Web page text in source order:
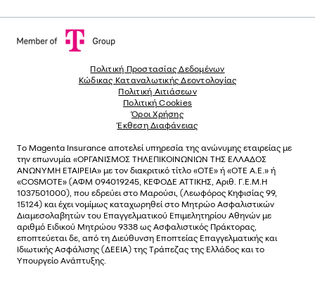
Πολιτική Προστασίας Δεδομένων
Κώδικας Καταναλωτικής Δεοντολογίας
Πολιτική Αιτιάσεων
Πολιτική Cookies
Όροι Χρήσης
Έκθεση Διαφάνειας
Το Magenta Insurance αποτελεί υπηρεσία της ανώνυµης εταιρείας µε
την επωνυµία «ΟΡΓΑΝΙΣΜΟΣ ΤΗΛΕΠΙΚΟΙΝΩΝΙΩΝ ΤΗΣ ΕΛΛΑΔΟΣ
ΑΝΩΝΥΜΗ ΕΤΑΙΡΕΙΑ» µε τον διακριτικό τίτλο «OTE» ή «ΟΤΕ Α.Ε.» ή
«COSMOTE» (ΑΦΜ 094019245, ΚΕΦΟΔΕ ΑΤΤΙΚΗΣ, Αριθ. Γ.Ε.Μ.Η
1037501000), που εδρεύει στο Μαρούσι, (Λεωφόρος Κηφισίας 99,
15124) και έχει νοµίµως καταχωρηθεί στο Μητρώο Ασφαλιστικών
Διαµεσολαβητών του Επαγγελµατικού Επιµελητηρίου Αθηνών µε
αριθµό Ειδικού Μητρώου 9338 ως Ασφαλιστικός Πράκτορας,
εποπτεύεται δε, από τη Διεύθυνση Εποπτείας Επαγγελματικής και
Ιδιωτικής Ασφάλισης (ΔΕΕΙΑ) της Τράπεζας της Ελλάδος και το
Υπουργείο Ανάπτυξης.